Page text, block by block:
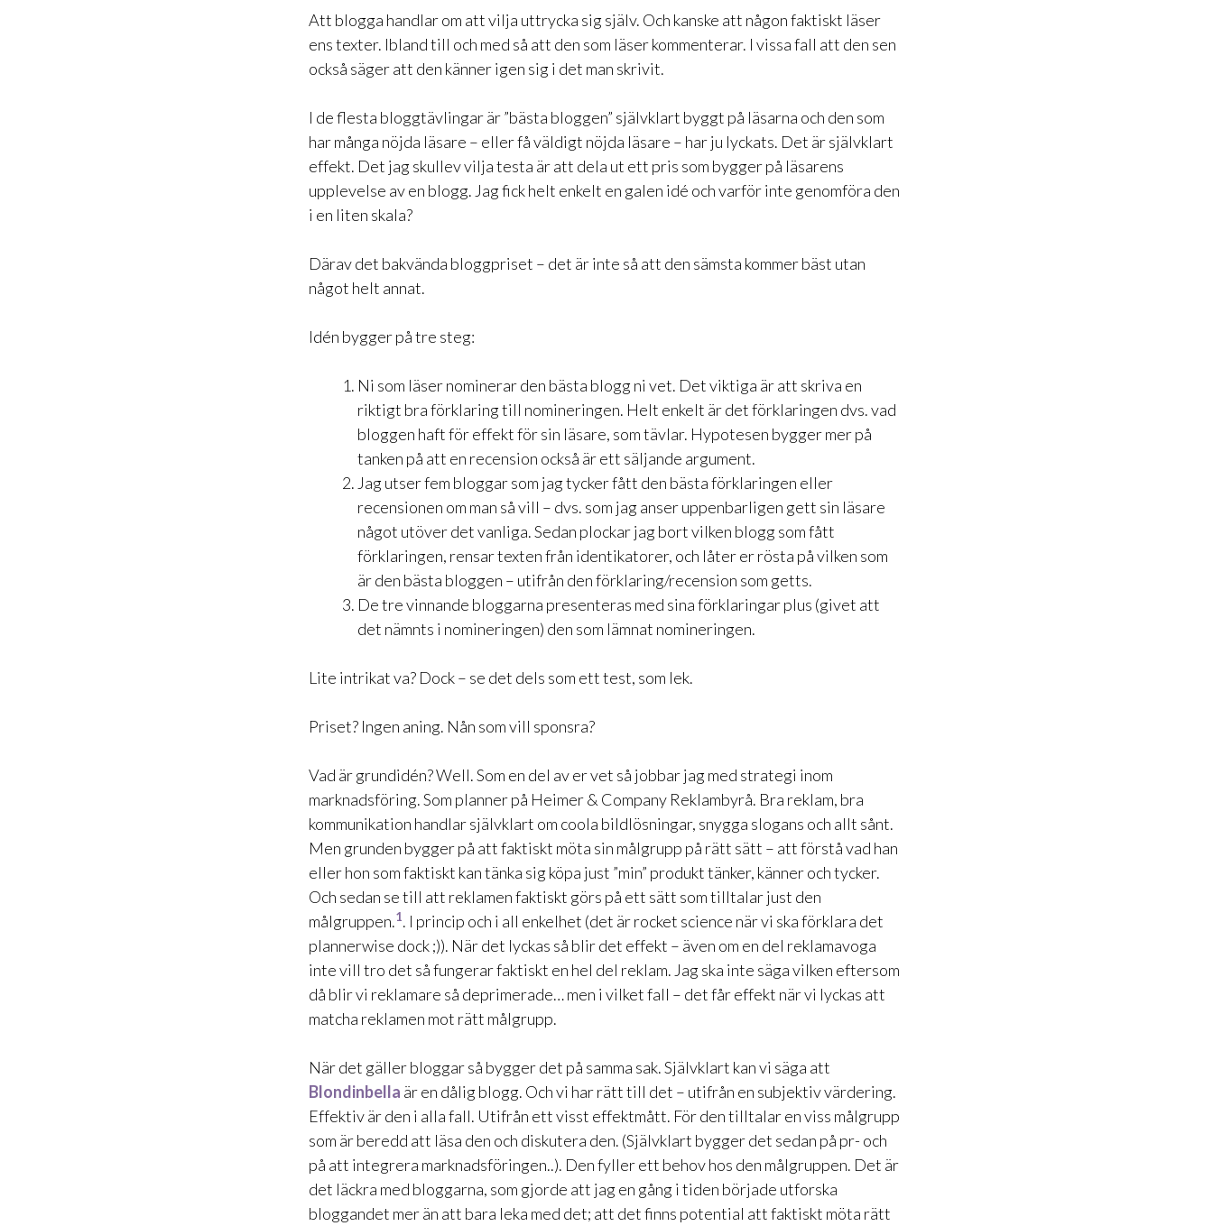
Att blogga handlar om att vilja uttrycka sig själv. Och kanske att någon faktiskt läser
ens texter. Ibland till och med så att den som läser kommenterar. I vissa fall att den sen
också säger att den känner igen sig i det man skrivit.
I de flesta bloggtävlingar är ”bästa bloggen” självklart byggt på läsarna och den som
har många nöjda läsare – eller få väldigt nöjda läsare – har ju lyckats. Det är självklart
effekt. Det jag skullev vilja testa är att dela ut ett pris som bygger på läsarens
upplevelse av en blogg. Jag fick helt enkelt en galen idé och varför inte genomföra den
i en liten skala?
Därav det bakvända bloggpriset – det är inte så att den sämsta kommer bäst utan
något helt annat.
Idén bygger på tre steg:
Ni som läser nominerar den bästa blogg ni vet. Det viktiga är att skriva en
riktigt bra förklaring till nomineringen. Helt enkelt är det förklaringen dvs. vad
bloggen haft för effekt för sin läsare, som tävlar. Hypotesen bygger mer på
tanken på att en recension också är ett säljande argument.
Jag utser fem bloggar som jag tycker fått den bästa förklaringen eller
recensionen om man så vill – dvs. som jag anser uppenbarligen gett sin läsare
något utöver det vanliga. Sedan plockar jag bort vilken blogg som fått
förklaringen, rensar texten från identikatorer, och låter er rösta på vilken som
är den bästa bloggen – utifrån den förklaring/recension som getts.
De tre vinnande bloggarna presenteras med sina förklaringar plus (givet att
det nämnts i nomineringen) den som lämnat nomineringen.
Lite intrikat va? Dock – se det dels som ett test, som lek.
Priset? Ingen aning. Nån som vill sponsra?
Vad är grundidén? Well. Som en del av er vet så jobbar jag med strategi inom
marknadsföring. Som planner på Heimer & Company Reklambyrå. Bra reklam, bra
kommunikation handlar självklart om coola bildlösningar, snygga slogans och allt sånt.
Men grunden bygger på att faktiskt möta sin målgrupp på rätt sätt – att förstå vad han
eller hon som faktiskt kan tänka sig köpa just ”min” produkt tänker, känner och tycker.
Och sedan se till att reklamen faktiskt görs på ett sätt som tilltalar just den
målgruppen.1. I princip och i all enkelhet (det är rocket science när vi ska förklara det
plannerwise dock ;)). När det lyckas så blir det effekt – även om en del reklamavoga
inte vill tro det så fungerar faktiskt en hel del reklam. Jag ska inte säga vilken eftersom
då blir vi reklamare så deprimerade… men i vilket fall – det får effekt när vi lyckas att
matcha reklamen mot rätt målgrupp.
När det gäller bloggar så bygger det på samma sak. Självklart kan vi säga att
Blondinbella är en dålig blogg. Och vi har rätt till det – utifrån en subjektiv värdering.
Effektiv är den i alla fall. Utifrån ett visst effektmått. För den tilltalar en viss målgrupp
som är beredd att läsa den och diskutera den. (Självklart bygger det sedan på pr- och
på att integrera marknadsföringen..). Den fyller ett behov hos den målgruppen. Det är
det läckra med bloggarna, som gjorde att jag en gång i tiden började utforska
bloggandet mer än att bara leka med det; att det finns potential att faktiskt möta rätt